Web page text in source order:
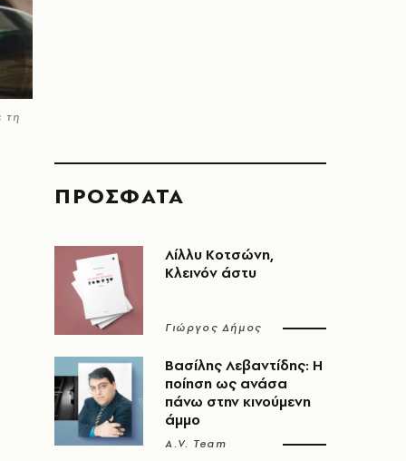
τη
ΠΡΟΣΦΑΤΑ
Λίλλυ Κοτσώνη,
Κλεινόν άστυ
Γιώργος Δήμος
Βασίλης Λεβαντίδης: Η
ποίηση ως ανάσα
πάνω στην κινούμενη
άμμο
A.V. Team